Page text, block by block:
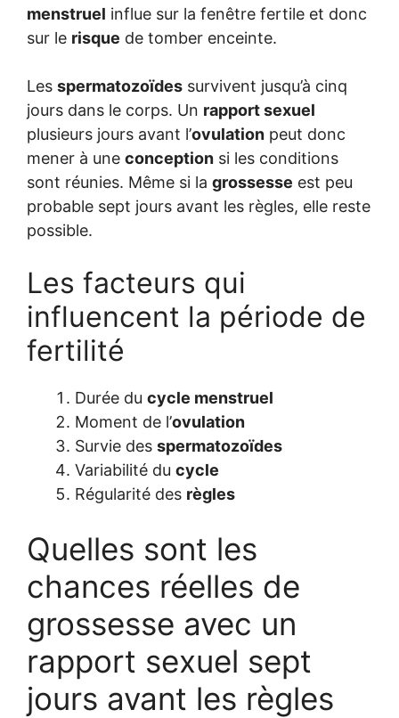
menstruel influe sur la fenêtre fertile et donc
sur le risque de tomber enceinte.
Les spermatozoïdes survivent jusqu’à cinq
jours dans le corps. Un rapport sexuel
plusieurs jours avant l’ovulation peut donc
mener à une conception si les conditions
sont réunies. Même si la grossesse est peu
probable sept jours avant les règles, elle reste
possible.
Les facteurs qui
influencent la période de
fertilité
Durée du cycle menstruel
Moment de l’ovulation
Survie des spermatozoïdes
Variabilité du cycle
Régularité des règles
Quelles sont les
chances réelles de
grossesse avec un
rapport sexuel sept
jours avant les règles